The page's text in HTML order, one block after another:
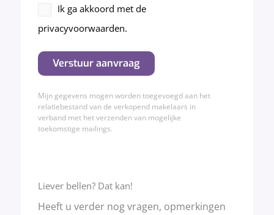
Akkoord
privacyverklaring
Ik ga akkoord met de
privacyvoorwaarden.
Verstuur aanvraag
Mijn gegevens mogen worden toegevoegd aan het
relatiebestand van de verkopend makelaars in
verband met het verzenden van mogelijke
toekomstige mailings.
Liever bellen? Dat kan!
Heeft u verder nog vragen, opmerkingen